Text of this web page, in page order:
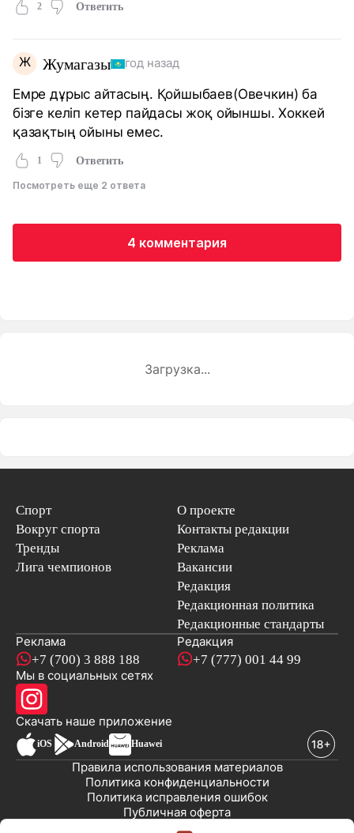
2 Ответить
Ж Жумагазы год назад
Емре дұрыс айтасың. Қойшыбаев(Овечкин) ба
бізге келіп кетер пайдасы жоқ ойыншы. Хоккей
қазақтың ойыны емес.
1 Ответить
Посмотреть еще 2 ответа
4 комментария
Загрузка...
Спорт
Вокруг спорта
Тренды
Лига чемпионов
О проекте
Контакты редакции
Реклама
Вакансии
Редакция
Редакционная политика
Редакционные стандарты
Реклама
+7 (700) 3 888 188
Редакция
+7 (777) 001 44 99
Мы в социальных сетях
Скачать наше приложениеновостей
iOS Android Huawei
Публичная оферта
Политика исправления ошибок
Политика конфиденциальности
Правила использования материалов
© 2008-2026 ТОО «EML»